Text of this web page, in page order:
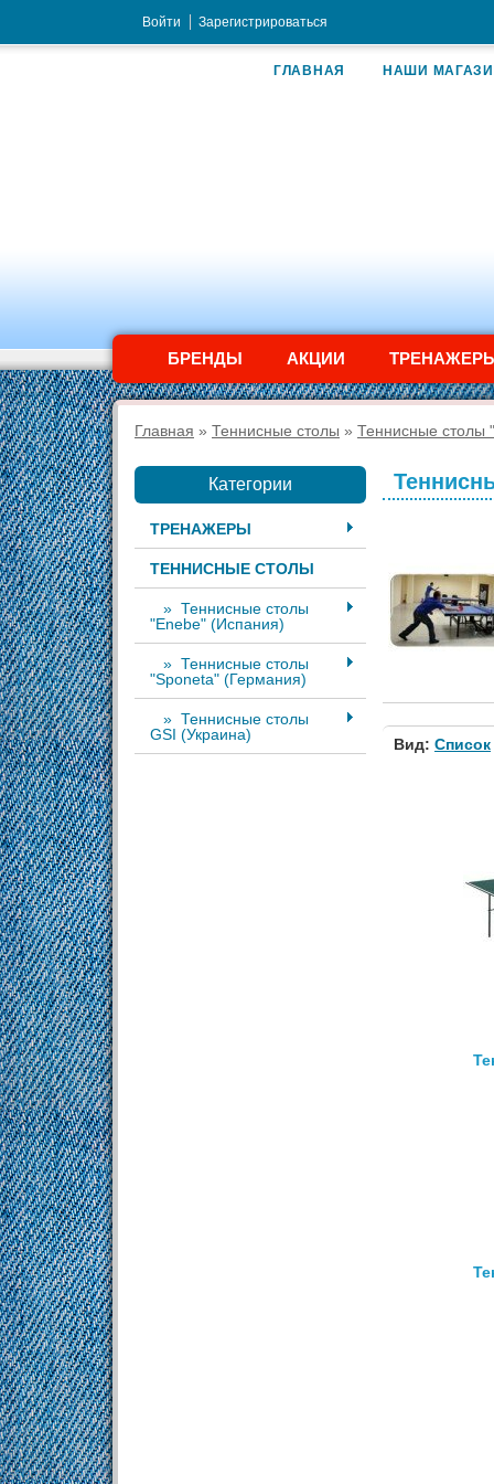
Войти Зарегистрироваться
ГЛАВНАЯ НАШИ
БРЕНДЫ АКЦИИ
Главная » Теннисные столы » Теннисные столы
Категории
ТРЕНАЖЕРЫ
ТЕННИСНЫЕ СТОЛЫ
» Теннисные столы
"Enebe" (Испания)
» Теннисные столы
"Sponeta" (Германия)
» Теннисные столы
GSI (Украина)
Вид: Список